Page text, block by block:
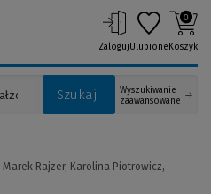
Szukaj
Wyszukiwanie
zaawansowane
ZalogujUlubione
0
Koszyk
Marek Rajzer, Karolina Piotrowicz,